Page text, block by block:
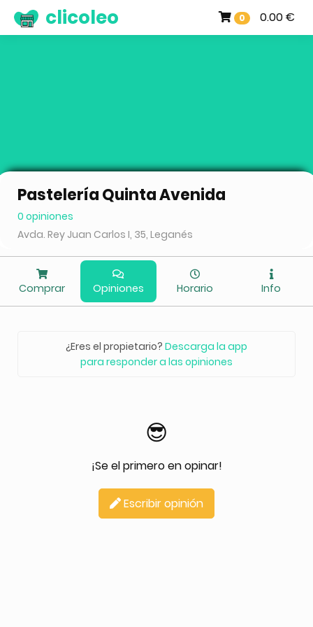
0 0.00 €
clicoleo
Pastelería Quinta Avenida
0 opiniones
Avda. Rey Juan Carlos I, 35, Leganés
Comprar Opiniones Horario Info
¿Eres el propietario? Descarga la app
para responder a las opiniones
😎
¡Se el primero en opinar!
Escribir opinión